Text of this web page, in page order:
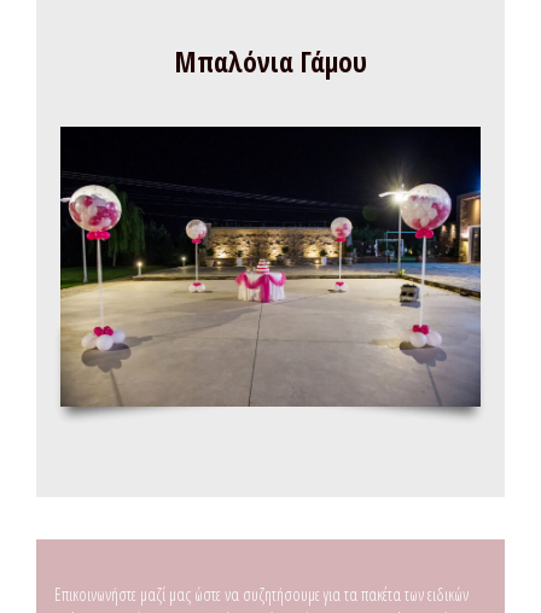
Μπαλόνια Γάμου
Επικοινωνήστε μαζί μας ώστε να συζητήσουμε για τα πακέτα των ειδικών